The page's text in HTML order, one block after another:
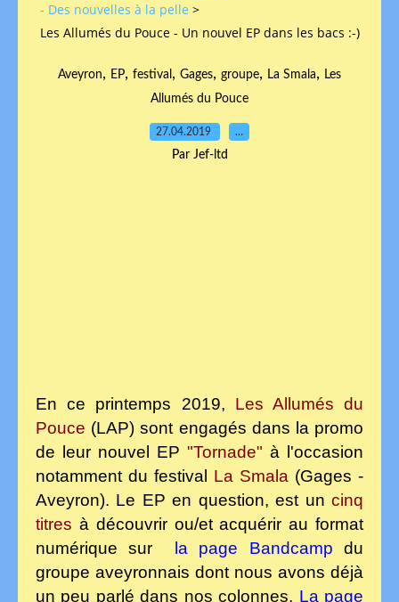
- Des nouvelles à la pelle >
Les Allumés du Pouce - Un nouvel EP dans les bacs :-)
Aveyron, EP, festival , Gages, groupe, La Smala, Les
Allumés du Pouce
27.04.2019 …
Par Jef-ltd
En ce printemps 2019, Les Allumés du
Pouce (LAP) sont engagés dans la promo
de leur nouvel EP "Tornade" à l'occasion
notamment du festival La Smala (Gages -
Aveyron). Le EP en question, est un cinq
titres à découvrir ou/et acquérir au format
numérique sur la page Bandcamp du
groupe aveyronnais dont nous avons déjà
un peu parlé dans nos colonnes. La page